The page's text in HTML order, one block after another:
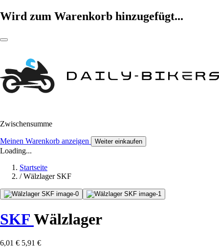
Wird zum Warenkorb hinzugefügt...
Zwischensumme
Meinen Warenkorb anzeigen Weiter einkaufen
Loading...
Startseite
/ Wälzlager SKF
SKF Wälzlager
6,01 € 5,91 €